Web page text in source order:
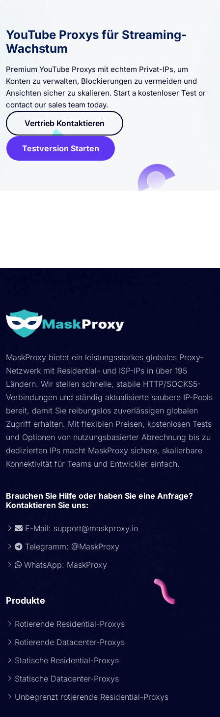
YouTube Proxys für Streaming-
Wachstum
Premium YouTube Proxys mit echtem Privat-IPs, um
Konten zu verwalten, Blockierungen zu vermeiden und
Ansichten sicher zu skalieren. Start a kostenloser Test or
contact our sales team today.
Vertrieb Kontaktieren
Testversion Starten
MaskProxy bietet ein leistungsstarkes globales Proxy-
Netzwerk mit Residential- und ISP-IPs in über 195
Ländern. Wir stellen schnelle, stabile HTTP/SOCKS5-
Verbindungen und ständig aktualisierte saubere IP-Pools
bereit, damit Sie reibungslos zuverlässigen globalen
Zugriff erhalten. Mit flexiblen Preisen, kostenlosen Tests
und Optionen von nutzungsbasierter Abrechnung bis zu
dedizierten IPs macht MaskProxy sichere, skalierbare
Konnektivität für Teams und Entwickler einfach.
Brauchen Sie Hilfe oder haben Sie eine Anfrage?
Kontaktieren Sie uns:
E-Mail: support@maskproxy.io
Telegramm: @MaskProxy
WhatsApp: MaskProxy
Produkte
Rotierende Residential-Proxys
Rotierende Datacenter-Proxys
Statische Residential-Proxys
Statische Datacenter-Proxys
Unbegrenzt rotierende Residential-Proxys